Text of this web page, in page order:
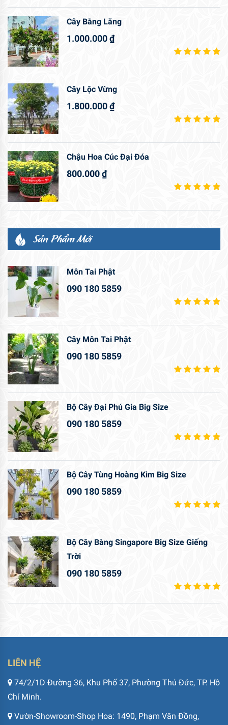
Cây Bằng Lăng
1.000.000₫
Cây Lộc Vừng
1.800.000₫
Chậu Hoa Cúc Đại Đóa
800.000₫
Sản Phẩm Mới
Môn Tai Phật
090 180 5859
Cây Môn Tai Phật
090 180 5859
Bộ Cây Đại Phú Gia Big Size
090 180 5859
Bộ Cây Tùng Hoàng Kim Big Size
090 180 5859
Bộ Cây Bàng Singapore Big Size Giếng
Trời
090 180 5859
LIÊN HỆ
74/2/1D Đường 36, Khu Phố 37, Phường Thủ Đức, TP. Hồ
Chí Minh.
Vườn-Showroom-Shop Hoa: 1490, Phạm Văn Đồng,